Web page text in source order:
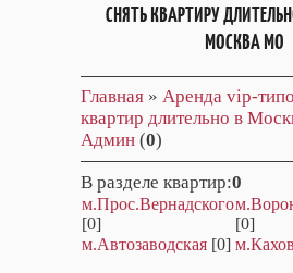
СНЯТЬ КВАРТИРУ
МОСКВА МО
Главная » Аренда vip-
квартир длительно в
Админ (0)
В разделе квартир:0
м.Прос.Вернадского
[0]
[0]
м.Автозаводская [0]